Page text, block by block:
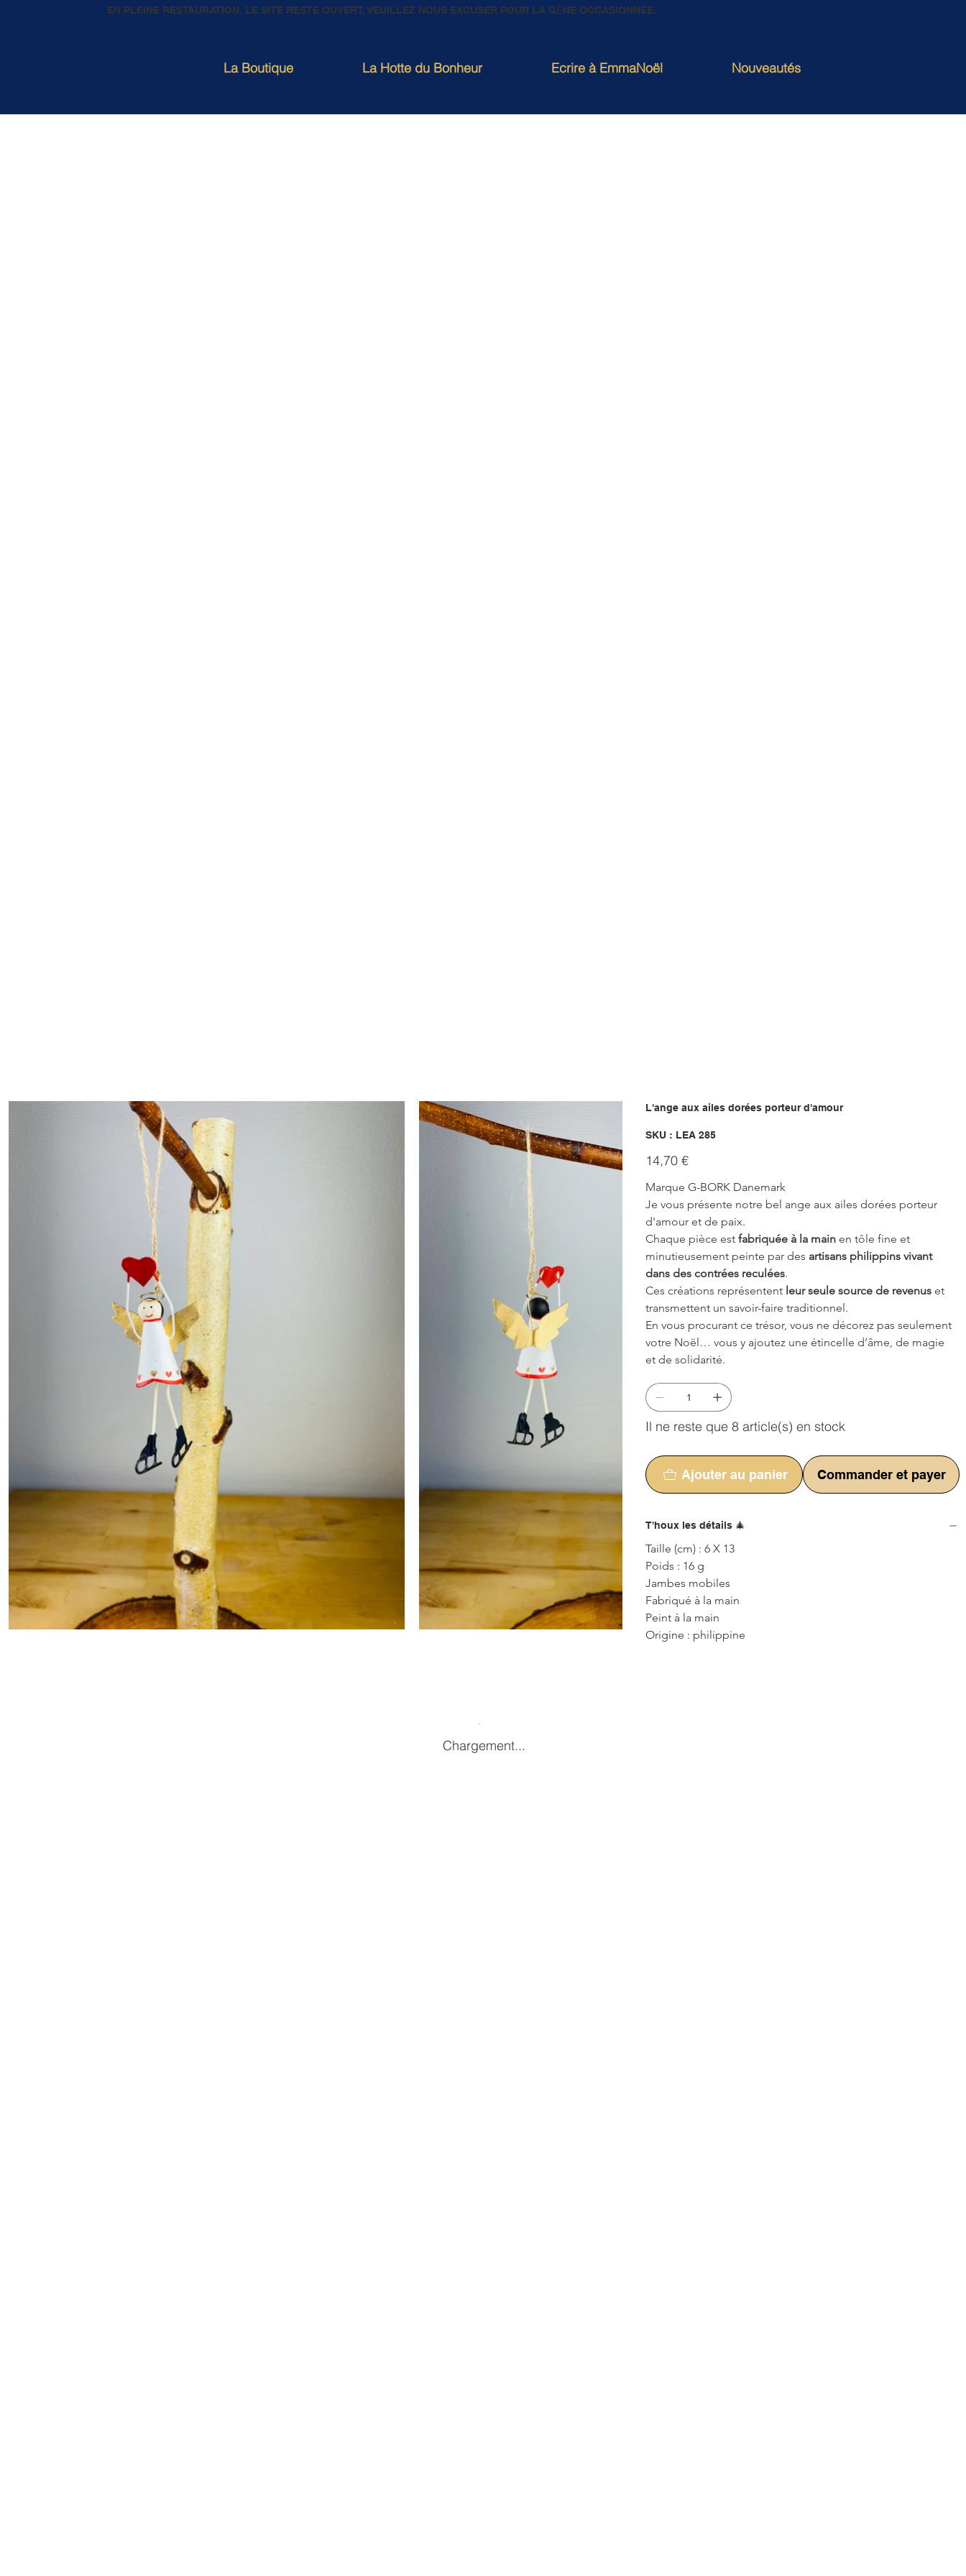
EN PLEINE RESTAURATION, LE SITE RESTE OUVERT, VEUILLEZ NOUS EXCUSER POUR LA GȆNE OCCASIONNÉE.
La Boutique La Hotte du Bonheur Ecrire à EmmaNoël Nouveautés
L'ange aux ailes dorées porteur d'amour
SKU : SKU
LEA
LEA 285
Prix
14,70 €
Marque G-BORK Danemark
Je vous présente notre bel ange aux ailes dorées porteur
d'amour et de paix.
Chaque pièce est fabriquée à la main en tôle fine et
minutieusement peinte par des artisans philippins vivant
dans des contrées reculées.
Ces créations représentent leur seule source de revenus et
transmettent un savoir-faire traditionnel.
En vous procurant ce trésor, vous ne décorez pas seulement
votre Noël… vous y ajoutez une étincelle d’âme, de magie
et de solidarité.
Il ne reste que 8 article(s) en stock
Ajouter au panier Commander et payer
T'houx les détails 🎄
Taille (cm) : 6 X 13
Poids : 16 g
Jambes mobiles
Fabriqué à la main
Peint à la main
Origine : philippine
Chargement...